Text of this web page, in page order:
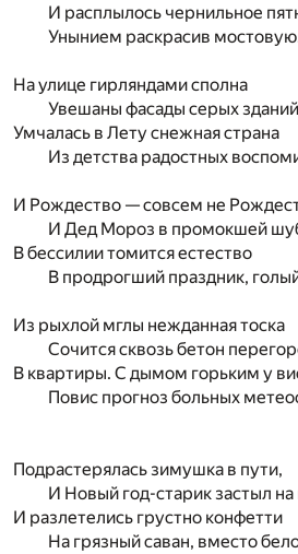
И расплылось чернильное
Унынием раскрасив
На улице гирляндами сполна
Увешаны фасады серых
Умчалась в Лету снежная страна
Из детства радостных
И Рождество — совсем не
И Дед Мороз в промокшей
В бессилии томится естество
В продрогший праздник,
Из рыхлой мглы нежданная тоска
Сочится сквозь бетон
В квартиры. С дымом горьким у
Повис прогноз больных
Подрастерялась зимушка в пути,
И Новый год-старик застыл на
И разлетелись грустно конфетти
На грязный саван, вместо